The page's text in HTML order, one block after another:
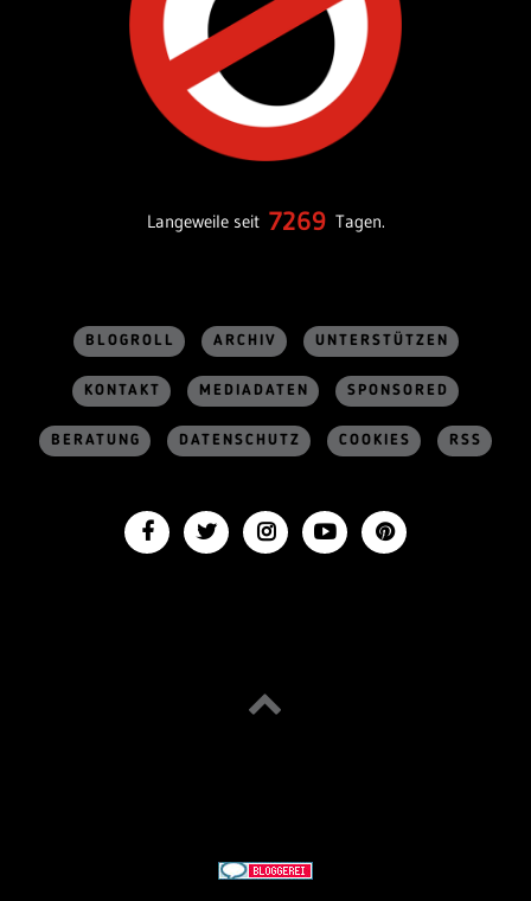
Langeweile seit 7269 Tagen.
BLOGROLL ARCHIV UNTERSTÜTZEN
KONTAKT MEDIADATEN SPONSORED
BERATUNG DATENSCHUTZ COOKIES RSS